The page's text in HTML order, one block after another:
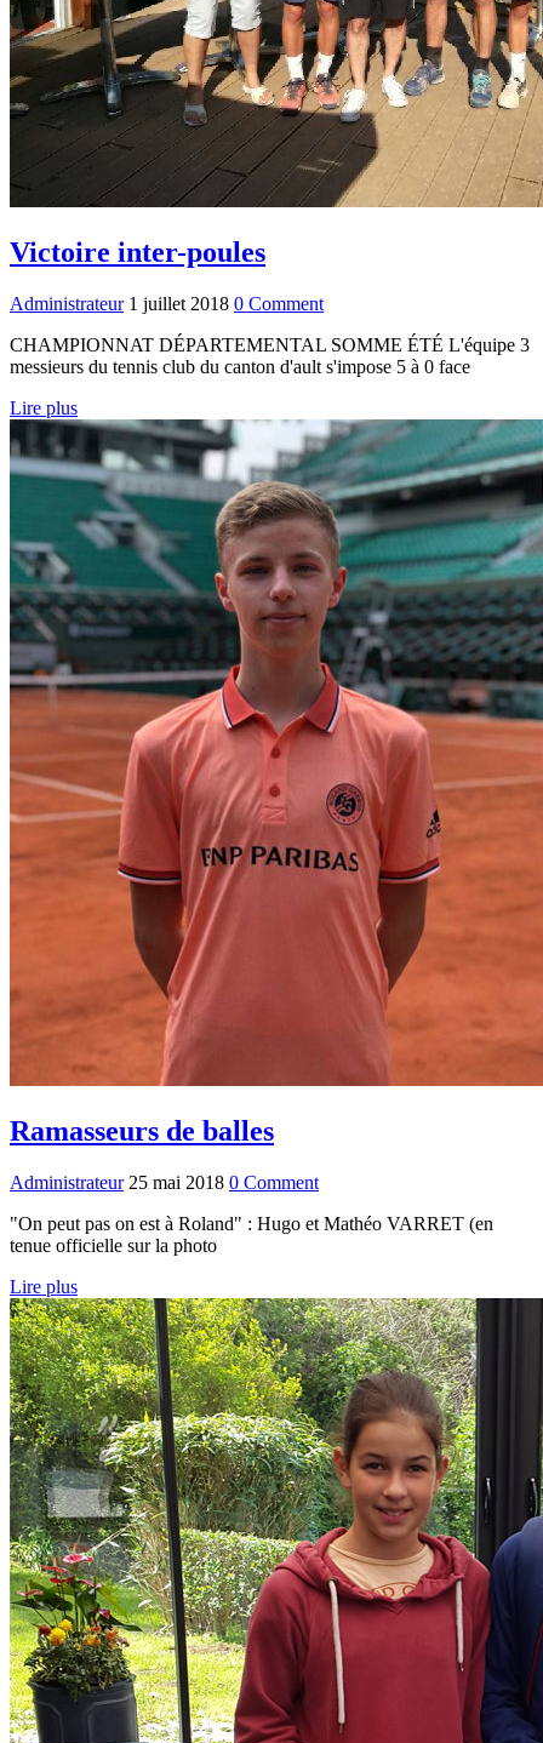
Victoire inter-poules
Administrateur 1 juillet 2018 0 Comment
CHAMPIONNAT DÉPARTEMENTAL SOMME ÉTÉ L'équipe 3
messieurs du tennis club du canton d'ault s'impose 5 à 0 face
Lire plus
Ramasseurs de balles
Administrateur 25 mai 2018 0 Comment
"On peut pas on est à Roland" : Hugo et Mathéo VARRET (en
tenue officielle sur la photo
Lire plus